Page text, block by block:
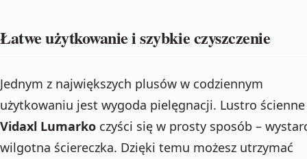
Łatwe użytkowanie i szybkie czyszczenie
Jednym z największych plusów w codziennym
użytkowaniu jest wygoda pielęgnacji. Lustro ścienne
Vidaxl Lumarko czyści się w prosty sposób –
wilgotna ściereczka. Dzięki temu możesz utrzymać